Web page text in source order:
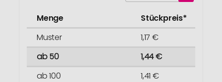
Menge
Stückpreis*
Muster
1,17 €
ab 50
1,44 €
ab 100
1,41 €